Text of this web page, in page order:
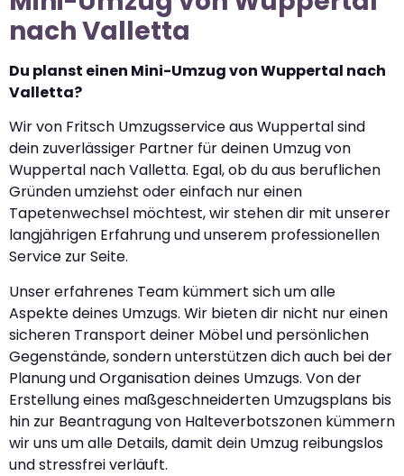
nach Valletta
Du planst einen Mini-Umzug von Wuppertal nach
Valletta?
Wir von Fritsch Umzugsservice aus Wuppertal sind
dein zuverlässiger Partner für deinen Umzug von
Wuppertal nach Valletta. Egal, ob du aus beruflichen
Gründen umziehst oder einfach nur einen
Tapetenwechsel möchtest, wir stehen dir mit unserer
langjährigen Erfahrung und unserem professionellen
Service zur Seite.
Unser erfahrenes Team kümmert sich um alle
Aspekte deines Umzugs. Wir bieten dir nicht nur einen
sicheren Transport deiner Möbel und persönlichen
Gegenstände, sondern unterstützen dich auch bei der
Planung und Organisation deines Umzugs. Von der
Erstellung eines maßgeschneiderten Umzugsplans bis
hin zur Beantragung von Halteverbotszonen kümmern
wir uns um alle Details, damit dein Umzug reibungslos
und stressfrei verläuft.